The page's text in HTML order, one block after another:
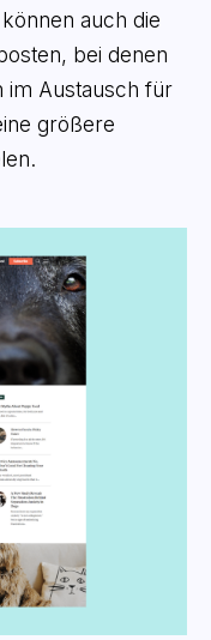
auch die
bei denen
im Austausch für
größere